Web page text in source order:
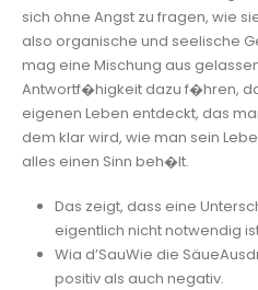
sich ohne Angst zu fragen, wie
also organische und seelische
mag eine Mischung aus
Antwortf�higkeit dazu f�hren,
eigenen Leben entdeckt, das
dem klar wird, wie man sein
alles einen Sinn beh�lt.
Das zeigt, dass eine
eigentlich nicht notwendig
Wia d’SauWie die
positiv als auch negativ.